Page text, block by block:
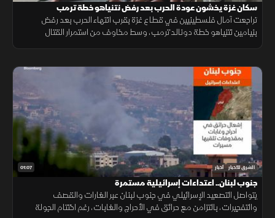
سكان غزة يخشون عودة الحرب بعد رفض نتنياهو خطة ترمب
تراجعت آمال فلسطينيين في قطاع غزة بقرب انتهاء الحرب بعد رفض
بنيامين نتنياهو خطة دونالد ترمب، وسط مخاوف من استمرار القتال
01:07 الشرق للأخبار أخبار
جنوب لبنان.. اعتداءات إسرائيلية مستمرة
يتواصل التصعيد الإسرائيلي في جنوب لبنان عبر الغارات والقصف
والتفجيرات، بالتزامن مع حرائق في الأحراج والغابات، رغم اختتام الجولة